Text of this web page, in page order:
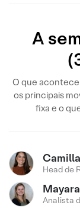
A
O que
os principais
fixa e o
Head de
Analista